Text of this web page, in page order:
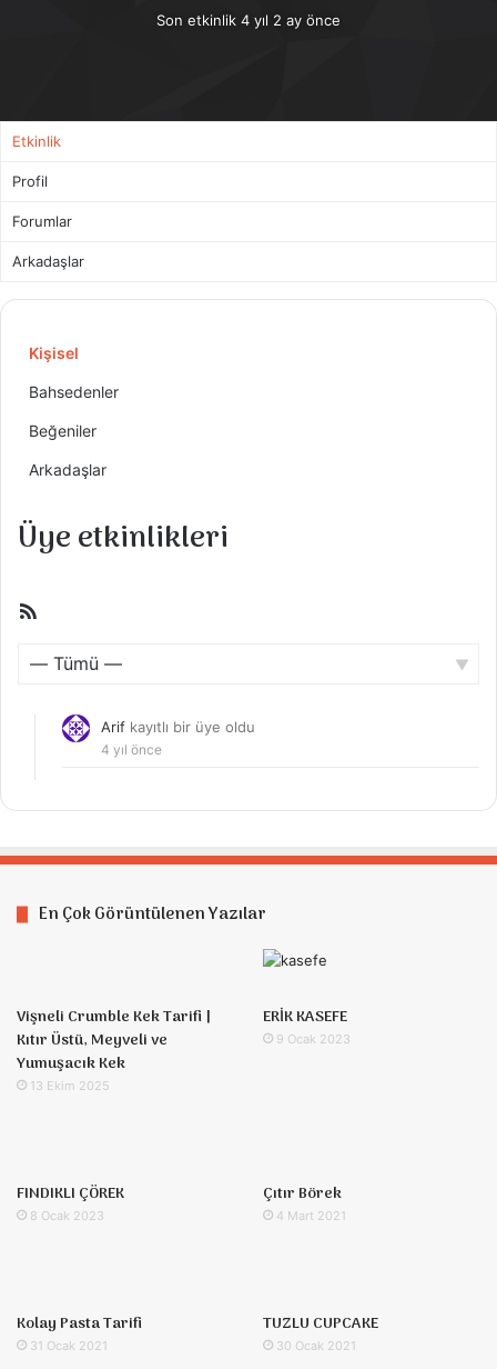
Son etkinlik 4 yıl 2 ay önce
Etkinlik
Profil
Forumlar
Arkadaşlar
Kişisel
Bahsedenler
Beğeniler
Arkadaşlar
Üye etkinlikleri
Arif kayıtlı bir üye oldu
4 yıl önce
En Çok Görüntülenen Yazılar
Vişneli Crumble Kek Tarifi |
Kıtır Üstü, Meyveli ve
Yumuşacık Kek
13 Ekim 2025
ERİK KASEFE
9 Ocak 2023
FINDIKLI ÇÖREK
8 Ocak 2023
Çıtır Börek
4 Mart 2021
Kolay Pasta Tarifi
31 Ocak 2021
TUZLU CUPCAKE
30 Ocak 2021